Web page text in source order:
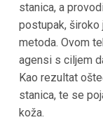
stanica, a
postupak, široko
metoda. Ovom
agensi s ciljem
Kao rezultat
stanica, te se
koža.